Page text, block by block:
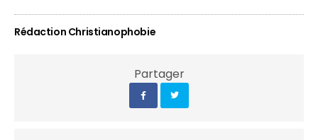
Rédaction Christianophobie
Partager